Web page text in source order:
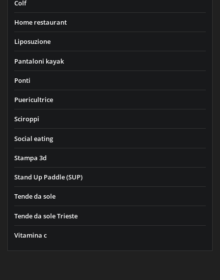
Colf
Home restaurant
Liposuzione
Pantaloni kayak
Ponti
Puericultrice
Sciroppi
Social eating
Stampa 3d
Stand Up Paddle (SUP)
Tende da sole
Tende da sole Trieste
Vitamina c